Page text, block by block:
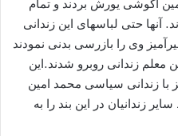
آگوشی یورش بردند و تمام
حتی لباسهای این زندانی
وی را بازرسی بدنی نمودند
معلم زندانی روبرو شدند.این
با زندانی سیاسی محمد امین
زندانیان در این بند را به